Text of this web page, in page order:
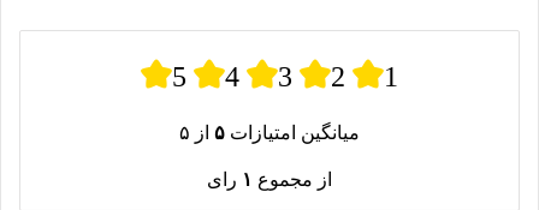
5 4 3 2 1
میانگین امتیازات ۵ از ۵
از مجموع ۱ رای